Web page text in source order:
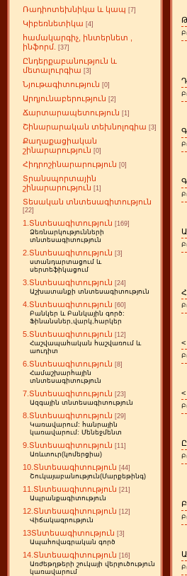
Ռադիոտեխնիկա և կապ [7]
Կիբեռնետիկա [4]
համակարգիչ, ինտերնետ ,
ինֆորմ.
[37]
Ընդերքաբանություն և
մետալուրգիա [3]
Նյութագիտություն [0]
Արդյունաբերություն [2]
Ճարտարապետություն [1]
Շինարարական տեխնոլոգիա [3]
Քաղաքացիական
շինարարություն [0]
Հիդրոշինարարություն [0]
Տրանսպորտային
շինարարություն [1]
Տեսական տնտեսագիտություն
[22]
1.Տնտեսագիտություն [169]
Ձեռնարկությունների
տնտեսագիտություն
2.Տնտեսագիտություն [3]
ստանդարտացում և
սերտեֆիկացում
3.Տնտեսագիտություն [24]
Աշխատանքի տնտեսագիտություն
4.Տնտեսագիտություն [60]
Բանկեր և Բանկային գործ:
Ֆինանսներ,վարկ,հարկեր
5.Տնտեսագիտություն [12]
Հաշվապահական հաշվառում և
աուդիտ
6.Տնտեսագիտություն [8]
Համաշխարհային
տնտեսագիտություն
7.Տնտեսագիտություն [23]
Ազգային տնտեսագիտություն
8.Տնտեսագիտություն [29]
Կառավարում: հանրային
կառավարում: Մենեջմենտ
9.Տնտեսագիտություն [11]
Առևտուր(կոմերցիա)
10.Տնտեսագիտություն [44]
Շուկայաբանություն(Մարքեթինգ)
11.Տնտեսագիտություն [21]
Ապրանքագիտություն
12.Տնտեսագիտություն [12]
Վիճակագրություն
13Տնտեսագիտություն [3]
Ապահովագրական գործ
14.Տնտեսագիտություն [16]
Առժեթղթերի շուկայի վերլուծություն
կառավարում
Դ
Գ
Գ
Ա
Հ
<
<
Ը
Բ
Ա